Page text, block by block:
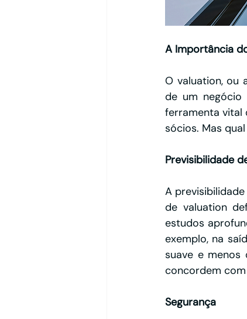
A Importância
O valuation, ou
de um negócio
ferramenta vital
sócios. Mas
Previsibilidade
A
de valuation
estudos
exemplo, na
suave e menos
concordem
Segurança